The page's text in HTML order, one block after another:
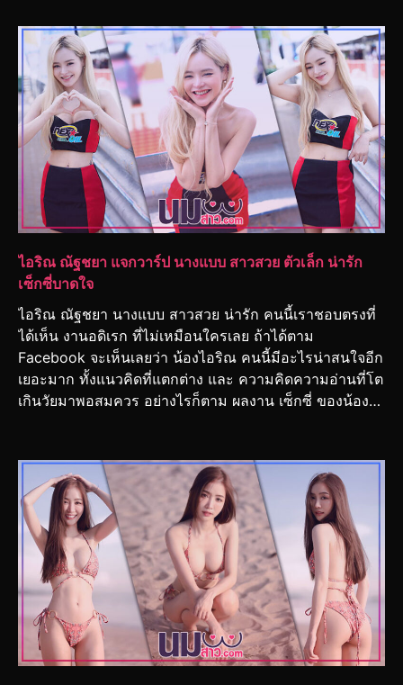
ไอริณ ณัฐชยา แจกวาร์ป นางแบบ สาวสวย ตัวเล็ก น่ารัก
เซ็กซี่บาดใจ
ไอริณ ณัฐชยา นางแบบ สาวสวย น่ารัก คนนี้เราชอบตรงที่
ได้เห็น งานอดิเรก ที่ไม่เหมือนใครเลย ถ้าได้ตาม
Facebook จะเห็นเลยว่า น้องไอริณ คนนี้มีอะไรน่าสนใจอีก
เยอะมาก ทั้งแนวคิดที่แตกต่าง และ ความคิดความอ่านที่โต
เกินวัยมาพอสมควร อย่างไรก็ตาม ผลงาน เซ็กซี่ ของน้อง…